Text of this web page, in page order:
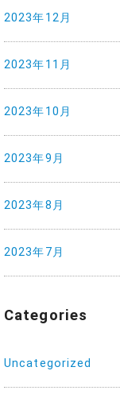
2023年12月
2023年11月
2023年10月
2023年9月
2023年8月
2023年7月
Categories
Uncategorized